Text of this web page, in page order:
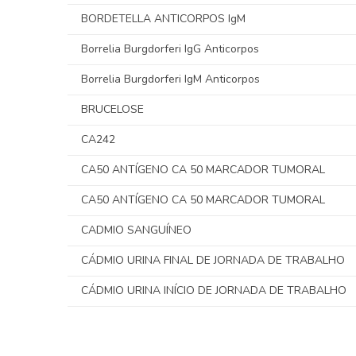
BORDETELLA ANTICORPOS IgM
Borrelia Burgdorferi IgG Anticorpos
Borrelia Burgdorferi IgM Anticorpos
BRUCELOSE
CA242
CA50 ANTÍGENO CA 50 MARCADOR TUMORAL
CA50 ANTÍGENO CA 50 MARCADOR TUMORAL
CADMIO SANGUÍNEO
CÁDMIO URINA FINAL DE JORNADA DE TRABALHO
CÁDMIO URINA INÍCIO DE JORNADA DE TRABALHO